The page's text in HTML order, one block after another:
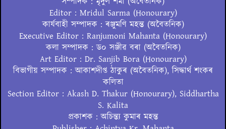
Editor : Mridul Sarma (Honourary)
কাৰ্যবাহী সম্পাদক : ৰঞ্জুমণি মহন্ত (অবৈতনিক)
Executive Editor : Ranjumoni Mahanta (Honourary)
কলা সম্পাদক : ড০ সঞ্জীৱ বৰা (অবৈতনিক)
Art Editor : Dr. Sanjib Bora (Honourary)
বিভাগীয় সম্পাদক : আকাশদীপ্ত ঠাকুৰ (অবৈতনিক), সিদ্ধাৰ্থ শংকৰ
কলিতা
Section Editor : Akash D. Thakur (Honourary), Siddhartha
S. Kalita
প্ৰকাশক : অচিন্ত্য কুমাৰ মহন্ত